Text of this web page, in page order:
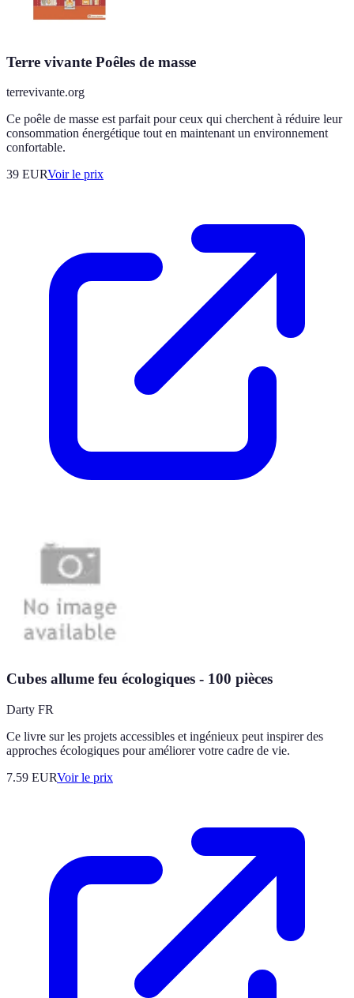
Terre vivante Poêles de masse
terrevivante.org
Ce poêle de masse est parfait pour ceux qui cherchent à réduire leur
consommation énergétique tout en maintenant un environnement
confortable.
39 EURVoir le prix
Cubes allume feu écologiques - 100 pièces
Darty FR
Ce livre sur les projets accessibles et ingénieux peut inspirer des
approches écologiques pour améliorer votre cadre de vie.
7.59 EURVoir le prix